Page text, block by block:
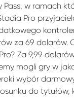
Pass, w ramach
Pro
za 69 dolarów.
Za 9,99
mogli gry w
wybór
do